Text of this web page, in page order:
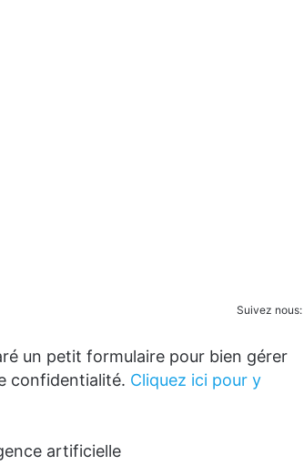
Suivez nous:
un petit formulaire pour bien gérer
confidentialité. Cliquez ici pour y
artificielle